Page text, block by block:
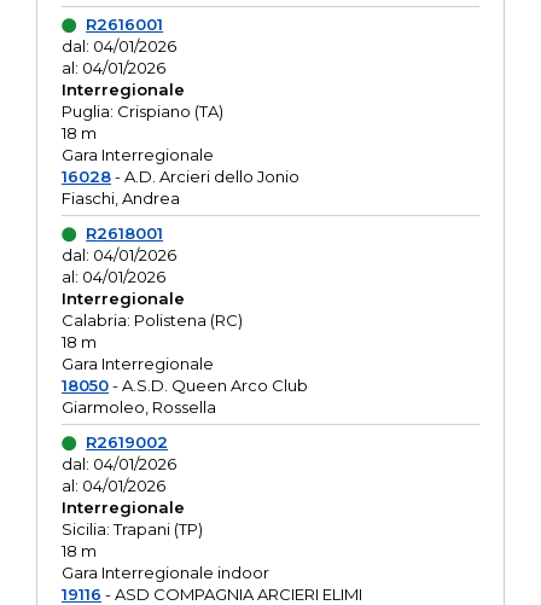
R2616001
dal: 04/01/2026
al: 04/01/2026
Interregionale
Puglia: Crispiano (TA)
18 m
Gara Interregionale
16028- A.D. Arcieri dello Jonio
Fiaschi, Andrea
R2618001
dal: 04/01/2026
al: 04/01/2026
Interregionale
Calabria: Polistena (RC)
18 m
Gara Interregionale
18050- A.S.D. Queen Arco Club
Giarmoleo, Rossella
R2619002
dal: 04/01/2026
al: 04/01/2026
Interregionale
Sicilia: Trapani (TP)
18 m
Gara Interregionale indoor
19116 - ASD COMPAGNIA ARCIERI ELIMI